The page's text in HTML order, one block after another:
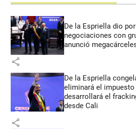
De la Espriella dio
negociaciones con
anunció
share
De la Espriella
eliminará el
desarrollará el
desde Cali
share